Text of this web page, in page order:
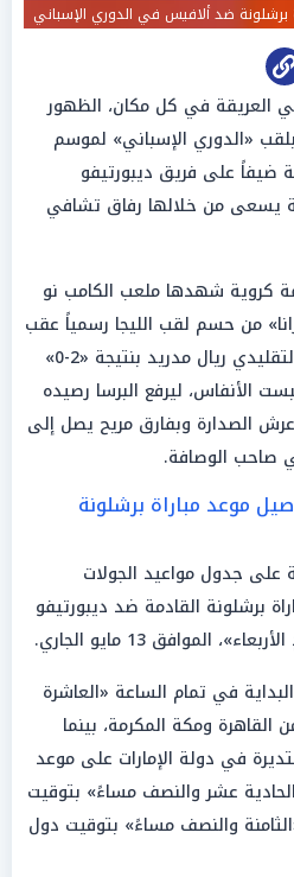
برشلونة ضد ألافيس في الدوري الإسباني
العريقة في كل مكان، الظهور
«الدوري الإسباني» لموسم
ضيفاً على فريق ديبورتيفو
يسعى من خلالها رفاق تشافي
كروية شهدها ملعب الكامب نو
من حسم لقب الليجا رسمياً عقب
الفوز المستحق على الغريم التقليدي ريال مدريد بنتيجة «2-0»
الأنفاس، ليرفع البرسا رصيده
عرش الصدارة وبفارق مريح يصل إلى
موعد مباراة برشلونة
على جدول مواعيد الجولات
برشلونة القادمة ضد ديبورتيفو
13 مايو الجاري.
في تمام الساعة «العاشرة
ومكة المكرمة، بينما
في دولة الإمارات على موعد
عشر والنصف مساءً» بتوقيت
والنصف مساءً» بتوقيت دول